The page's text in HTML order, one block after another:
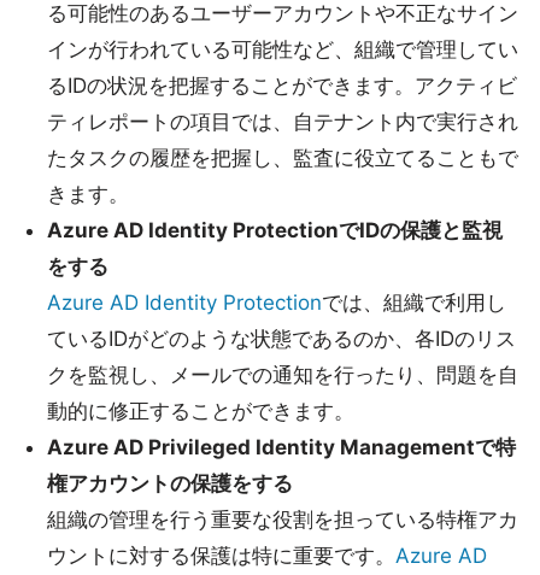
る可能性のあるユーザーアカウントや不正なサイン
インが行われている可能性など、組織で管理してい
るIDの状況を把握することができます。アクティビ
ティレポートの項目では、自テナント内で実行され
たタスクの履歴を把握し、監査に役立てることもで
きます。
Azure AD Identity ProtectionでIDの保護と監視
をする
Azure AD Identity Protectionでは、組織で利用し
ているIDがどのような状態であるのか、各IDのリス
クを監視し、メールでの通知を行ったり、問題を自
動的に修正することができます。
Azure AD Privileged Identity Managementで特
権アカウントの保護をする
組織の管理を行う重要な役割を担っている特権アカ
ウントに対する保護は特に重要です。 Azure AD